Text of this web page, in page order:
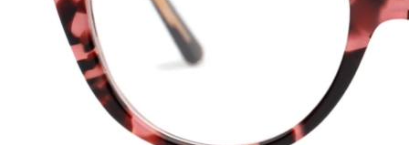
Brillenbreite
41 mm
Glashöhe
52 mm
Glasbreite
Glasbreite